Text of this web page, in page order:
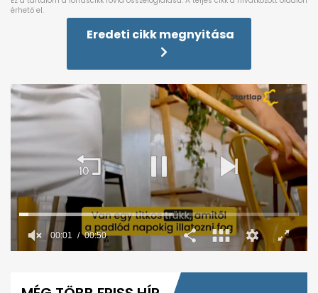
Eredeti cikk megnyitása
50